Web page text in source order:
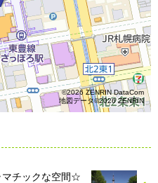
©2026 ZENRIN DataCom
地図データ©2026 ZENRIN
マチックな空間☆